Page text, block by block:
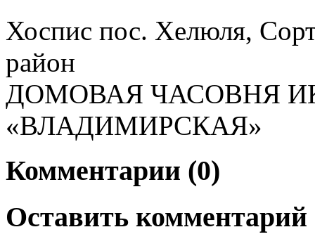
Хоспис пос. Хелюля,
район
ДОМОВАЯ ЧАСОВНЯ
«ВЛАДИМИРСКАЯ»
Комментарии (0)
Оставить комментарий